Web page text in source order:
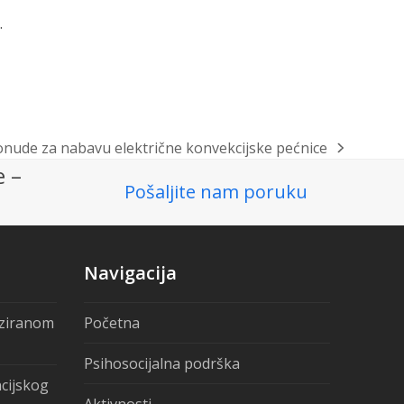
za nabavu električne konvekcijske pećnice
–
Pošaljite nam poruku
Navigacija
Početna
Psihosocijalna podrška